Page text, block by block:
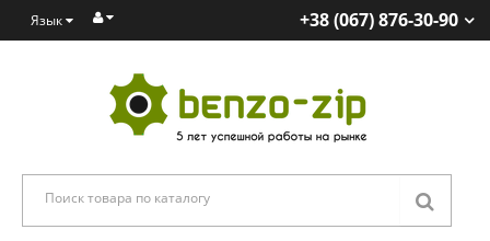
Язык +38 (067) 876-30-90